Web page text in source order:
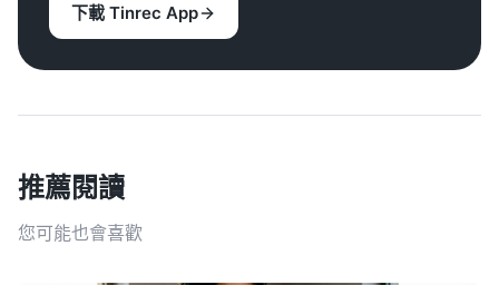
下載 Tinrec App
推薦閱讀
您可能也會喜歡